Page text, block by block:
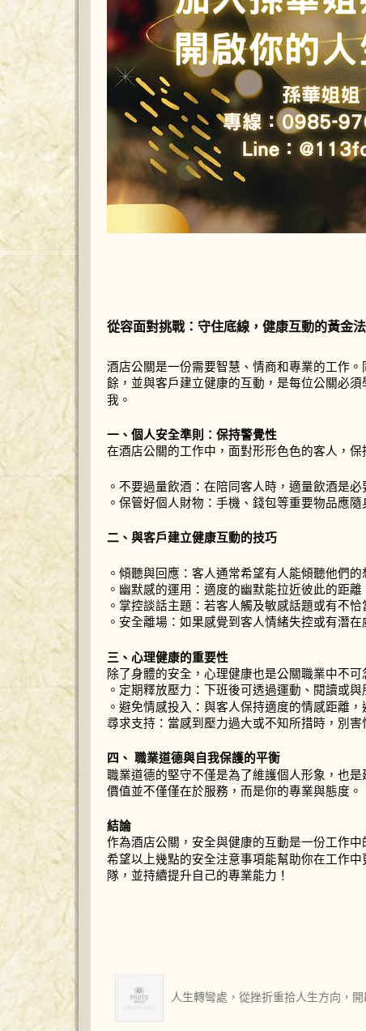
從容面對挑戰：守住底線，健康互動的黃金法
酒店公關是一份需要智慧、情商和專業的工作
餘，並與客戶建立健康的互動，是每位公關必
我。
一、個人安全準則：保持警覺性
在酒店公關的工作中，面對形形色色的客人，保
。不要過量飲酒：在陪同客人時，適量飲酒是
。保管好個人財物：手機、錢包等重要物品應
二、與客戶建立健康互動的技巧
。傾聽與回應：客人通常希望有人能傾聽他們
。幽默感的運用：適度的幽默能拉近彼此的距
。掌控談話主題：若客人觸及敏感話題或有不
。安全離場：如果感覺到客人情緒失控或有潛
三、心理健康的重要性
除了身體的安全，心理健康也是公關職業中不
。定期釋放壓力：下班後可透過運動、閱讀或
。避免情感投入：與客人保持適度的情感距離
尋求支持：當感到壓力過大或不知所措時，別害
四、 職業道德與自我保護的平衡
職業道德的堅守不僅是為了維護個人形象，也
價值並不僅僅在於服務，而是你的專業與態度。
結論
作為酒店公關，安全與健康的互動是一份工作
希望以上幾點的安全注意事項能幫助你在工作
隊，並持續提升自己的專業能力！
人生轉彎處，從挫折重拾人生方向，